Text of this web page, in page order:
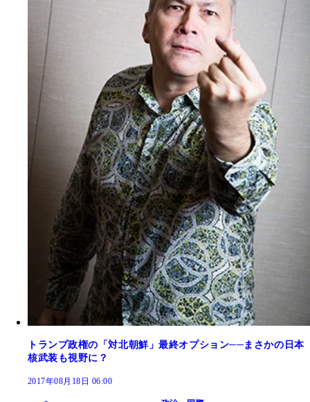
トランプ政権の「対北朝鮮」最終オプション──まさかの日本
核武装も視野に？
2017年08月18日 06:00